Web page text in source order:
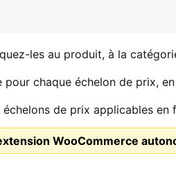
les au produit, à la
chaque échelon de prix,
de prix applicables
WooCommerce